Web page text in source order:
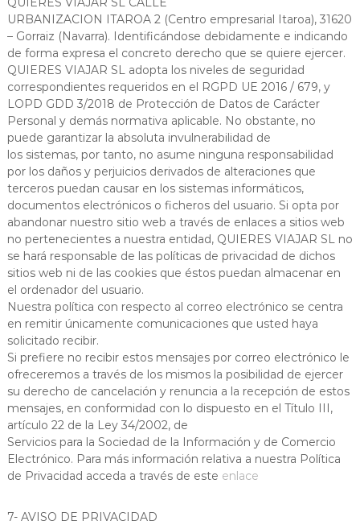
URBANIZACION ITAROA 2 (Centro empresarial Itaroa), 31620
– Gorraiz (Navarra). Identificándose debidamente e indicando
de forma expresa el concreto derecho que se quiere ejercer.
QUIERES VIAJAR SL adopta los niveles de seguridad
correspondientes requeridos en el RGPD UE 2016 / 679, y
LOPD GDD 3/2018 de Protección de Datos de Carácter
Personal y demás normativa aplicable. No obstante, no
puede garantizar la absoluta invulnerabilidad de
los sistemas, por tanto, no asume ninguna responsabilidad
por los daños y perjuicios derivados de alteraciones que
terceros puedan causar en los sistemas informáticos,
documentos electrónicos o ficheros del usuario. Si opta por
abandonar nuestro sitio web a través de enlaces a sitios web
no pertenecientes a nuestra entidad, QUIERES VIAJAR SL no
se hará responsable de las políticas de privacidad de dichos
sitios web ni de las cookies que éstos puedan almacenar en
el ordenador del usuario.
Nuestra política con respecto al correo electrónico se centra
en remitir únicamente comunicaciones que usted haya
solicitado recibir.
Si prefiere no recibir estos mensajes por correo electrónico le
ofreceremos a través de los mismos la posibilidad de ejercer
su derecho de cancelación y renuncia a la recepción de estos
mensajes, en conformidad con lo dispuesto en el Título III,
artículo 22 de la Ley 34/2002, de
Servicios para la Sociedad de la Información y de Comercio
Electrónico. Para más información relativa a nuestra Política
de Privacidad acceda a través de este enlace
7- AVISO DE PRIVACIDAD